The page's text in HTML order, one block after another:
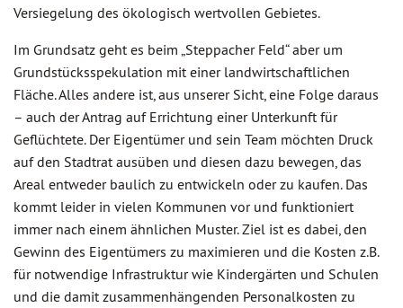
Versiegelung des ökologisch wertvollen Gebietes.
Im Grundsatz geht es beim „Steppacher Feld“ aber um
Grundstücksspekulation mit einer landwirtschaftlichen
Fläche. Alles andere ist, aus unserer Sicht, eine Folge daraus
– auch der Antrag auf Errichtung einer Unterkunft für
Geflüchtete. Der Eigentümer und sein Team möchten Druck
auf den Stadtrat ausüben und diesen dazu bewegen, das
Areal entweder baulich zu entwickeln oder zu kaufen. Das
kommt leider in vielen Kommunen vor und funktioniert
immer nach einem ähnlichen Muster. Ziel ist es dabei, den
Gewinn des Eigentümers zu maximieren und die Kosten z.B.
für notwendige Infrastruktur wie Kindergärten und Schulen
und die damit zusammenhängenden Personalkosten zu